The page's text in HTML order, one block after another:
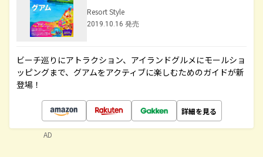
Resort Style
2019.10.16 発売
ビーチ巡りにアトラクション、アイランドグルメにモールショ
ッピングまで、グアムをアクティブに楽しむためのガイドが新
登場！
詳細を見る
AD